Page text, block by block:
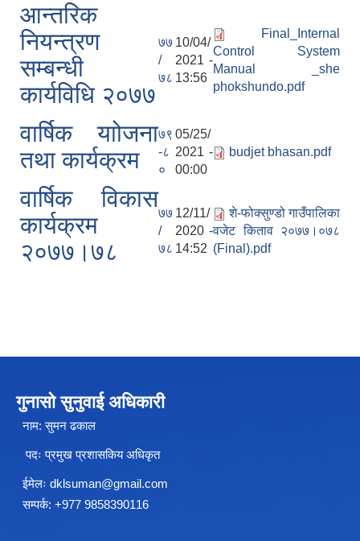
आन्तरिक
नियन्त्रण
सम्बन्धी
कार्यविधि २०७७
७७
/
७८
10/04/
2021 -
13:56
Final_Internal
Control System
Manual _she
phokshundo.pdf
वार्षिक याोजना
तथा कार्यक्रम
७९
-८
०
05/25/
2021 -
00:00
budjet bhasan.pdf
वार्षिक विकास
कार्यक्रम
२०७७।७८
७७
/
७८
12/11/
2020 -
14:52
शे-फोक्सुण्डो गाउँपालिका
वजेट किताव २०७७।०७८
(Final).pdf
गुनासो सुनुवाई अधिकारी
नाम: सुमन ढकाल
पदः प्रमुख प्रशासकिय अधिकृत
ईमेलः dklsuman@gmail.com
सम्पर्क: +977 9858390116